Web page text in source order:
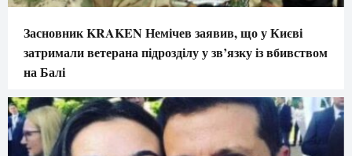
Засновник KRAKEN Немічев заявив, що у Києві
затримали ветерана підрозділу у зв’язку із вбивством
на Балі